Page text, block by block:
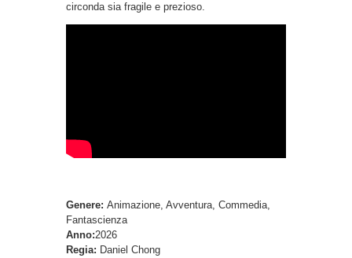
circonda sia fragile e prezioso.
Genere: Animazione, Avventura, Commedia,
Fantascienza
Anno:2026
Regia: Daniel Chong